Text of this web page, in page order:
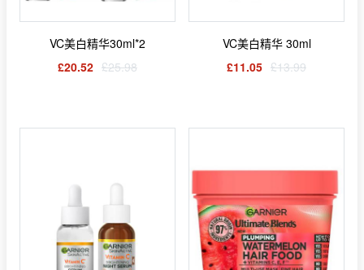
VC美白精华30ml*2
£20.52 £25.98
VC美白精华 30ml
£11.05 £13.99